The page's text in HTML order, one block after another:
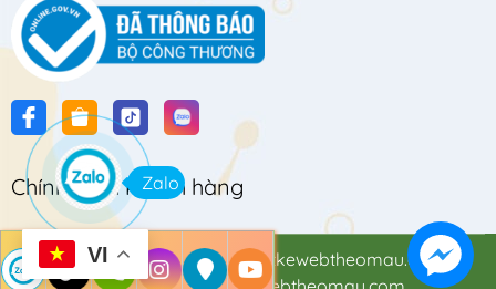
Chính sách khách hàng
© Bản quyền thuộc vềThietkewebtheomau.com
VI
Zalo